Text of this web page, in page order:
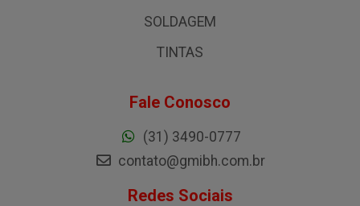
SOLDAGEM
TINTAS
Fale Conosco
(31) 3490-0777
contato@gmibh.com.br
Redes Sociais